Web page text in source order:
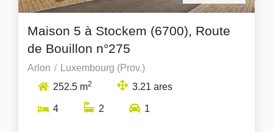
Maison 5 à Stockem (6700), Route
de Bouillon n°275
Arlon
Luxembourg (Prov.)
252.5 m2 3.21 ares
4 2 1